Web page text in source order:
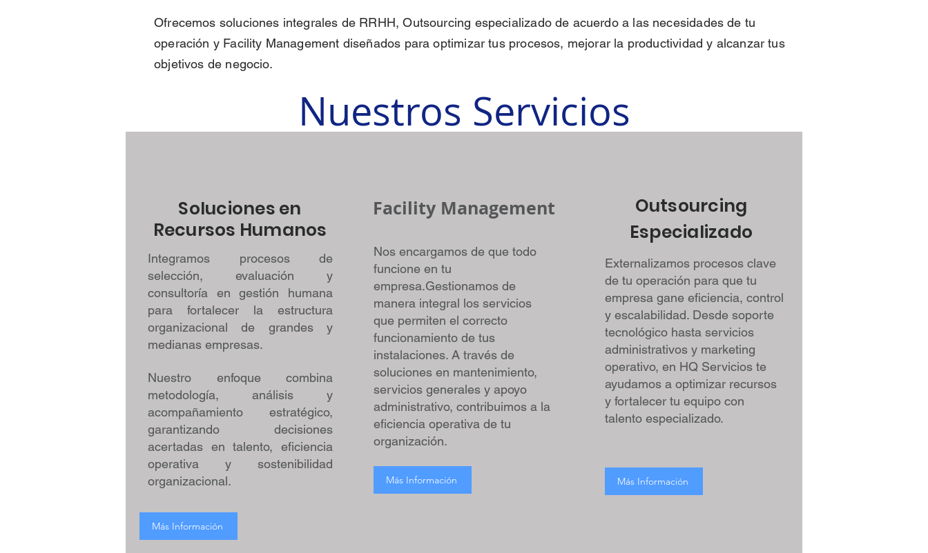
Ofrecemos soluciones integrales de RRHH, Outsourcing especializado de acuerdo a las necesidades de tu
operación y Facility Management diseñados para optimizar tus procesos, mejorar la productividad y alcanzar tus
objetivos de negocio.
Nuestros Servicios
Soluciones en
Recursos Humanos
Integramos procesos de
selección, evaluación y
consultoría en gestión humana
para fortalecer la estructura
organizacional de grandes y
medianas empresas.
Nuestro enfoque combina
metodología, análisis y
acompañamiento estratégico,
garantizando decisiones
acertadas en talento, eficiencia
operativa y sostenibilidad
organizacional.
Más Información
Facility Management
Nos encargamos de que todo
funcione en tu
empresa.Gestionamos de
manera integral los servicios
que permiten el correcto
funcionamiento de tus
instalaciones. A través de
soluciones en mantenimiento,
servicios generales y apoyo
administrativo, contribuimos a la
eficiencia operativa de tu
organización.
Más Información
Outsourcing
Especializado
Externalizamos procesos clave
de tu operación para que tu
empresa gane eficiencia, control
y escalabilidad. Desde soporte
tecnológico hasta servicios
administrativos y marketing
operativo, en HQ Servicios te
ayudamos a optimizar recursos
y fortalecer tu equipo con
talento especializado.
Más Información